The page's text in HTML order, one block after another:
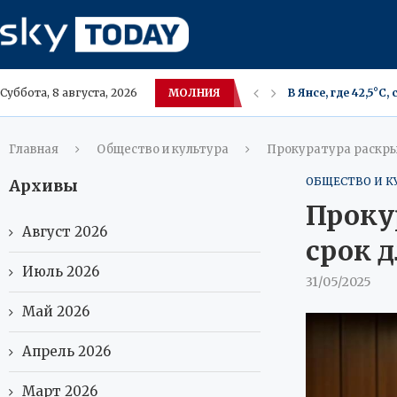
Суббота, 8 августа, 2026 МОЛНИЯ В Янсе, где
Теплое море —
Билефельд
Новое жильё в
НАСА продлило
Питание в стиле
Умные унитазы:
В Москве
Тайландские
Главная Общество и культура Прокуратура
ОБЩЕСТВО И
срок
31/05/2025
Архивы
Август 2026
Июль 2026
Май 2026
Апрель 2026
Март 2026